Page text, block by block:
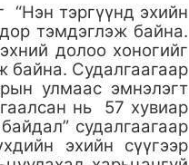
“Нэн тэргүүнд эхийн
тэмдэглэж байна.
долоо хоногийг
байна. Судалгаагаар
улмаас эмнэлэгт
нь 57 хувиар
судалгаагаар
эхийн сүүгээр